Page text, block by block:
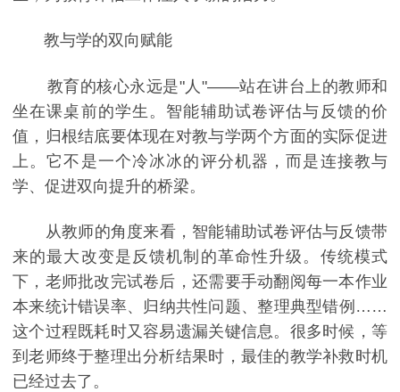
教与学的双向赋能
教育的核心永远是"人"——站在讲台上的教师和
坐在课桌前的学生。智能辅助试卷评估与反馈的价
值，归根结底要体现在对教与学两个方面的实际促进
上。它不是一个冷冰冰的评分机器，而是连接教与
学、促进双向提升的桥梁。
从教师的角度来看，智能辅助试卷评估与反馈带
来的最大改变是反馈机制的革命性升级。传统模式
下，老师批改完试卷后，还需要手动翻阅每一本作业
本来统计错误率、归纳共性问题、整理典型错例……
这个过程既耗时又容易遗漏关键信息。很多时候，等
到老师终于整理出分析结果时，最佳的教学补救时机
已经过去了。